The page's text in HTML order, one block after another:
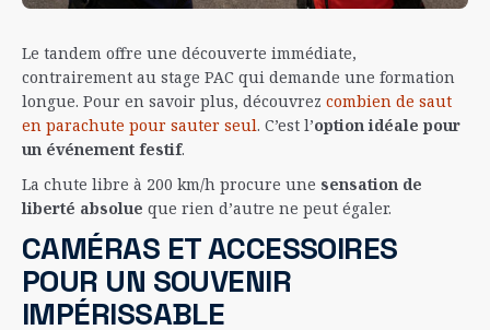
Le tandem offre une découverte immédiate,
contrairement au stage PAC qui demande une formation
longue. Pour en savoir plus, découvrez combien de saut
en parachute pour sauter seul. C’est l’option idéale pour
un événement festif.
La chute libre à 200 km/h procure une sensation de
liberté absolue que rien d’autre ne peut égaler.
CAMÉRAS ET ACCESSOIRES
POUR UN SOUVENIR
IMPÉRISSABLE